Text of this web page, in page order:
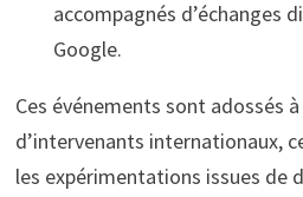
accompagnés d’échanges
Google.
Ces événements sont adossés
d’intervenants internationaux,
les expérimentations issues de